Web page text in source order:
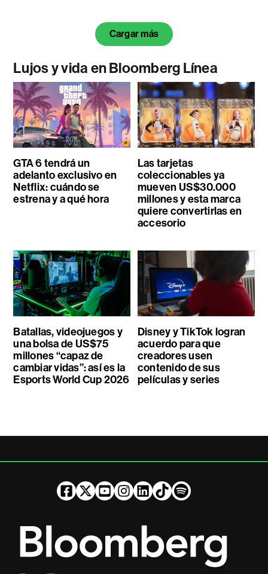
Cargar más
Lujos y vida en Bloomberg Línea
GTA 6 tendrá un
adelanto exclusivo en
Netflix: cuándo se
estrena y a qué hora
Las tarjetas
coleccionables ya
mueven US$30.000
millones y esta marca
quiere convertirlas en
accesorio
Batallas, videojuegos y
una bolsa de US$75
millones “capaz de
cambiar vidas”: así es la
Esports World Cup 2026
Disney y TikTok logran
acuerdo para que
creadores usen
contenido de sus
películas y series